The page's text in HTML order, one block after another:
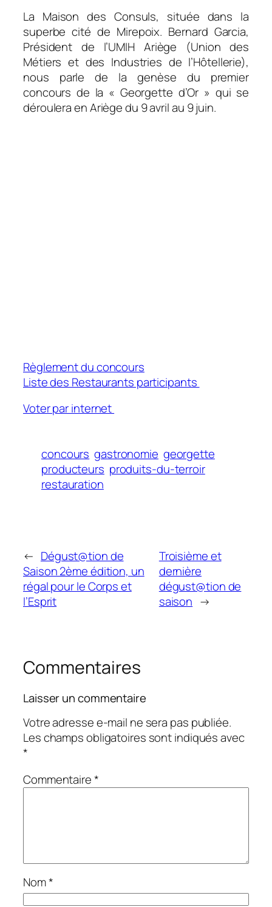
La Maison des Consuls, située dans la
superbe cité de Mirepoix. Bernard Garcia,
Président de l’UMIH Ariège (Union des
Métiers et des Industries de l’Hôtellerie),
nous parle de la genèse du premier
concours de la « Georgette d’Or » qui se
déroulera en Ariège du 9 avril au 9 juin.
Règlement du concours
Liste des Restaurants participants
Voter par internet
concours gastronomie georgette
producteurs produits-du-terroir
restauration
← Dégust@tion de
Saison 2ème édition, un
régal pour le Corps et
l’Esprit
Troisième et
dernière
dégust@tion de
saison →
Commentaires
Laisser un commentaire
Votre adresse e-mail ne sera pas publiée.
Les champs obligatoires sont indiqués avec
*
Commentaire*
Nom*